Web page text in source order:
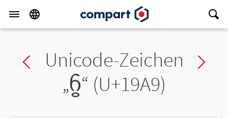
Previous char
Unicode-Zeichen
„ᦩ“ (U+19A9)